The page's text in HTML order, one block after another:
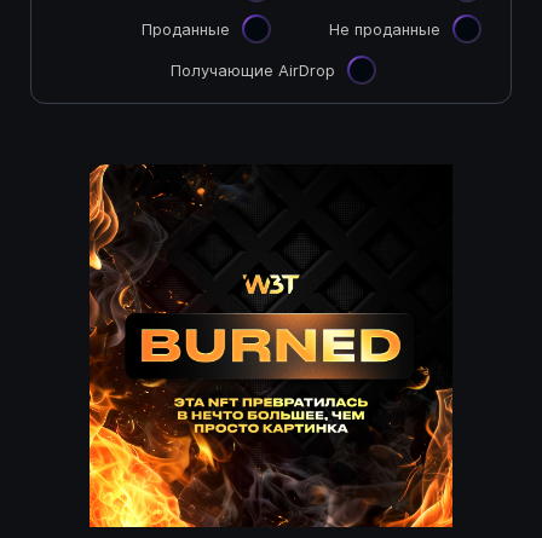
Проданные Не проданные
Получающие AirDrop